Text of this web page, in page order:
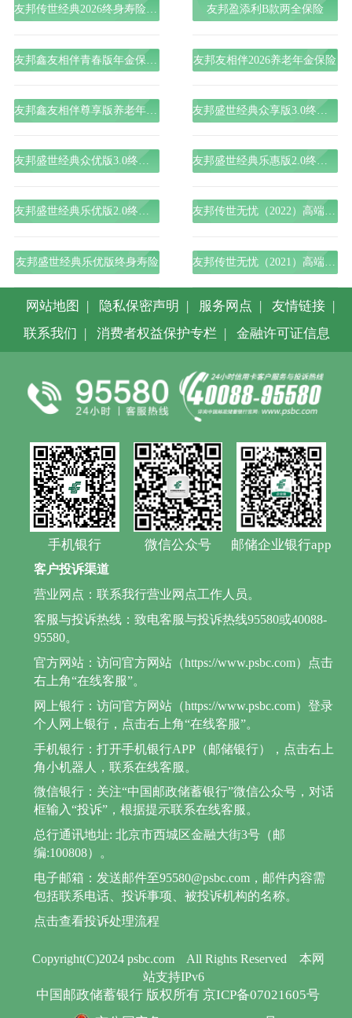
友邦传世经典2026终身寿险（分红型） 友邦盈添利B款两全保险
友邦友相伴2026养老年金保险
友邦鑫友相伴尊享版养老年金保险（分红型）
友邦盛世经典乐优版2.0终身寿险 友邦传世无忧（2022）高端医疗保险
友邦盛世经典乐优版终身寿险 友邦传世无忧（2021）高端医疗保险
网站地图 隐私保密声明 服务网点 友情链接
联系我们
消费者权益保护专栏 金融许可证信息
手机银行 微信公众号 邮储企业银行app
Copyright(C)2024 psbc.com All Rights Reserved
本网
站支持IPv6
中国邮政储蓄银行 版权所有 京ICP备07021605号
客户投诉渠道
营业网点：联系我行营业网点工作人员。
客服与投诉热线：致电客服与投诉热线95580或40088-
95580。
官方网站：访问官方网站（https://www.psbc.com）点击
右上角“在线客服”。
网上银行：访问官方网站（https://www.psbc.com）登录
个人网上银行，点击右上角“在线客服”。
手机银行：打开手机银行APP（邮储银行），点击右上
角小机器人，联系在线客服。
微信银行：关注“中国邮政储蓄银行”微信公众号，对话
框输入“投诉”，根据提示联系在线客服。
总行通讯地址: 北京市西城区金融大街3号（邮
编:100808）。
电子邮箱：发送邮件至95580@psbc.com，邮件内容需
包括联系电话、投诉事项、被投诉机构的名称。
点击查看投诉处理流程